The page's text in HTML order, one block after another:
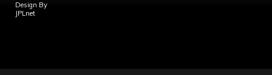
Design By
JPLnet